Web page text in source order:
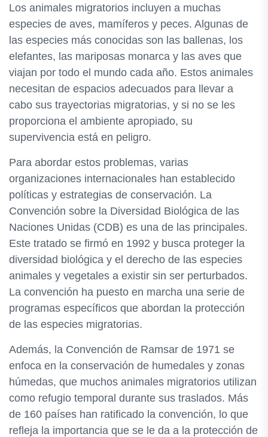
Los animales migratorios incluyen a muchas
especies de aves, mamíferos y peces. Algunas de
las especies más conocidas son las ballenas, los
elefantes, las mariposas monarca y las aves que
viajan por todo el mundo cada año. Estos animales
necesitan de espacios adecuados para llevar a
cabo sus trayectorias migratorias, y si no se les
proporciona el ambiente apropiado, su
supervivencia está en peligro.
Para abordar estos problemas, varias
organizaciones internacionales han establecido
políticas y estrategias de conservación. La
Convención sobre la Diversidad Biológica de las
Naciones Unidas (CDB) es una de las principales.
Este tratado se firmó en 1992 y busca proteger la
diversidad biológica y el derecho de las especies
animales y vegetales a existir sin ser perturbados.
La convención ha puesto en marcha una serie de
programas específicos que abordan la protección
de las especies migratorias.
Además, la Convención de Ramsar de 1971 se
enfoca en la conservación de humedales y zonas
húmedas, que muchos animales migratorios utilizan
como refugio temporal durante sus traslados. Más
de 160 países han ratificado la convención, lo que
refleja la importancia que se le da a la protección de